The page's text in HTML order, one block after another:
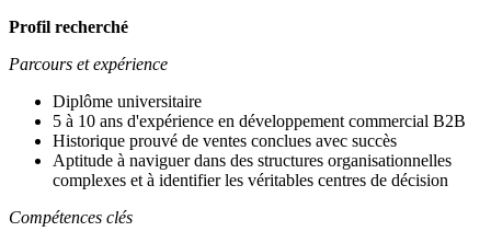
Profil recherché
Parcours et expérience
Diplôme universitaire
5 à 10 ans d'expérience en développement commercial B2B
Historique prouvé de ventes conclues avec succès
Aptitude à naviguer dans des structures organisationnelles
complexes et à identifier les véritables centres de décision
Compétences clés